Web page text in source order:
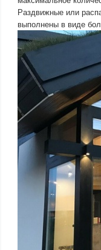
Раздвижные или
выполнены в виде